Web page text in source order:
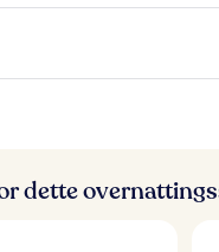
dette